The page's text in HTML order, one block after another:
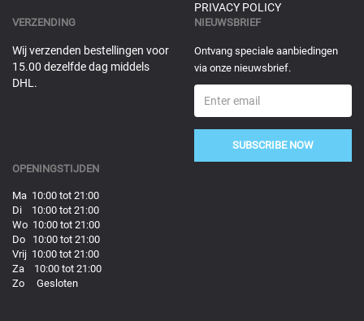
PRIVACY POLICY
VERZENDING
Wij verzenden bestellingen voor
15.00 dezelfde dag middels
DHL.
NIEUWSBRIEF
Ontvang speciale aanbiedingen
via onze nieuwsbrief.
SUBSCRIBE NOW
OPENINGSTIJDEN
Ma 10:00 tot 21:00
Di 10:00 tot 21:00
Wo 10:00 tot 21:00
Do 10:00 tot 21:00
Vrij 10:00 tot 21:00
Za 10:00 tot 21:00
Zo Gesloten